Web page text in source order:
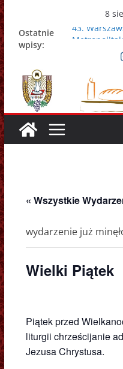
Przejdź
do
treści
8
Ostatnie
wpisy:
43.
Nowy
Zmarł
Adrian
Zmarł ks.
« Wszystkie
wydarzenie już
Wielki Piątek
Piątek przed
liturgii chrześcijanie
Jezusa Chrystusa.